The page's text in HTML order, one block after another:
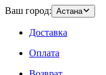
Ваш город: Астана
Доставка
Оплата